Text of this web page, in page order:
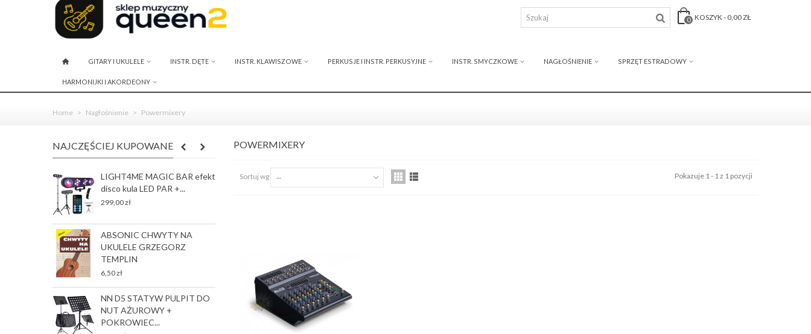
0 KOSZYK- 0,00 ZŁ
GITARY I UKULELE INSTR. DĘTE INSTR. KLAWISZOWE PERKUSJE I INSTR. PERKUSYJNE INSTR. SMYCZKOWE NAGŁOŚNIENIE SPRZĘT ESTRADOWY
HARMONIJKI I AKORDEONY
Home > Nagłośnienie > Powermixery
NAJCZĘŚCIEJ KUPOWANE
LIGHT4ME MAGIC BAR efekt
disco kula LED PAR +...
299,00 zł
ABSONIC CHWYTY NA
UKULELE GRZEGORZ
TEMPLIN
6,50 zł
NN D5 STATYW PULPIT DO
NUT AŻUROWY +
POKROWIEC...
RED'S MUSIC GCSA1230
STRONGER KABEL WTYKI
35,00 zł
Gist Wood 5B Hickory pałki
perkusyjne
35,00 zł
POWERMIXERY
Sortuj wg -- Pokazuje 1 - 1 z 1 pozycji